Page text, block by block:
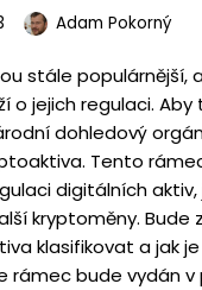
Adam Pokorný
stále populárnější,
o jejich regulaci.
dohledový
Tento
digitálních aktiv,
kryptoměny. Bude
klasifikovat a jak
rámec bude vydán